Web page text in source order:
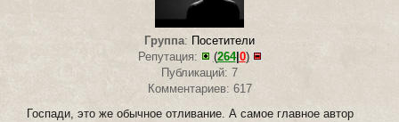
Группа: Посетители
Репутация:
(264| 0)
Публикаций: 7
Комментариев: 617
Госпади, это же обычное отливание. А самое главное автор